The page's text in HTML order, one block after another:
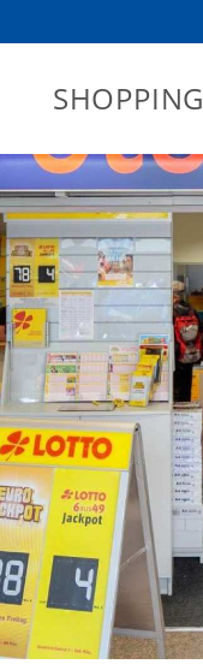
SHOPPING